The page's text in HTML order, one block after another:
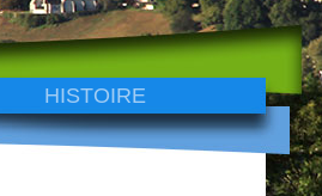
HISTOIRE